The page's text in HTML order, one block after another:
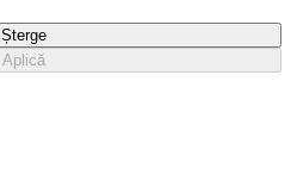
Șterge
Aplică